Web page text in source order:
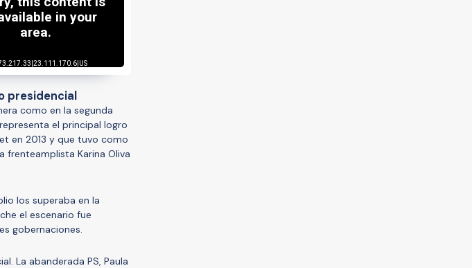
presidencial
como en la segunda
el principal logro
en 2013 y que tuvo como
frenteamplista Karina Oliva
los superaba en la
el escenario fue
gobernaciones.
La abanderada PS, Paula